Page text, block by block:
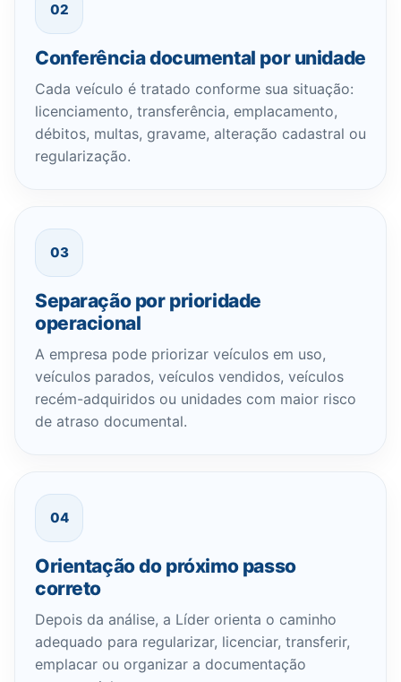
02
Conferência documental por unidade
Cada veículo é tratado conforme sua situação:
licenciamento, transferência, emplacamento,
débitos, multas, gravame, alteração cadastral ou
regularização.
03
Separação por prioridade
operacional
A empresa pode priorizar veículos em uso,
veículos parados, veículos vendidos, veículos
recém-adquiridos ou unidades com maior risco
de atraso documental.
04
Orientação do próximo passo
correto
Depois da análise, a Líder orienta o caminho
adequado para regularizar, licenciar, transferir,
emplacar ou organizar a documentação